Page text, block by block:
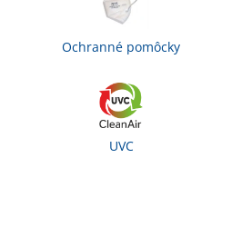
Ochranné pomôcky
UVC